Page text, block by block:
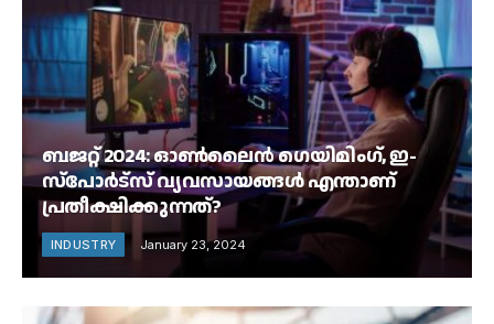
ബജറ്റ് 2024: ഓൺലൈൻ ഗെയിമിംഗ്, ഇ-
സ്‌പോർട്‌സ് വ്യവസായങ്ങൾ എന്താണ്
പ്രതീക്ഷിക്കുന്നത്?
INDUSTRY January 23, 2024